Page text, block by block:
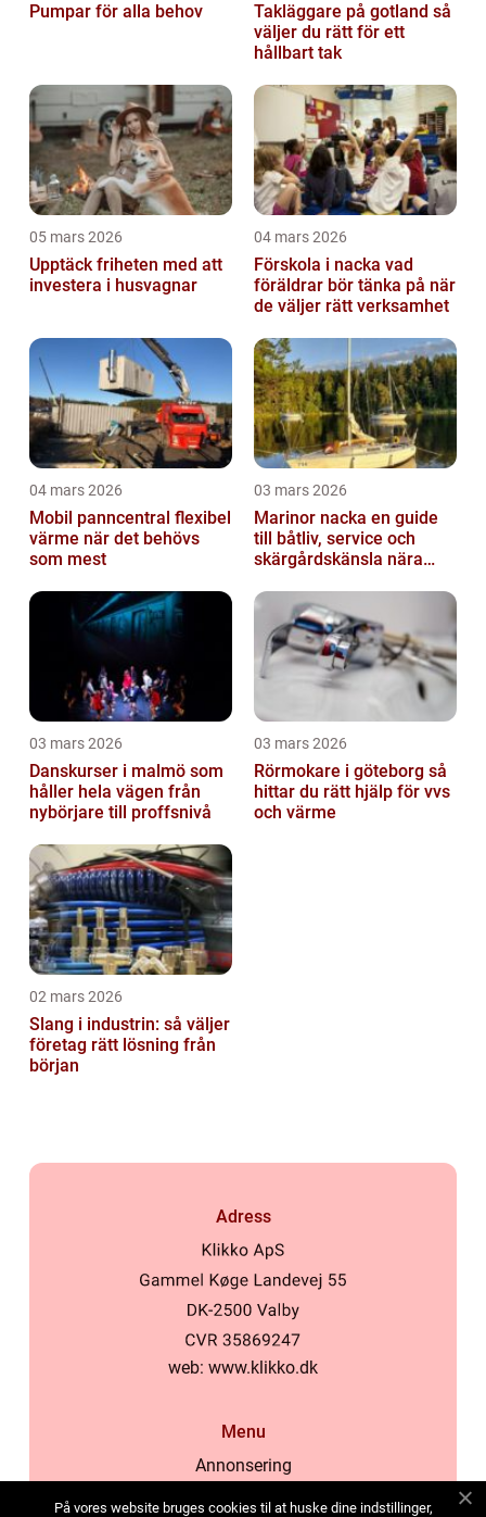
Pumpar för alla behov
Takläggare på gotland så
väljer du rätt för ett
hållbart tak
05 mars 2026
Upptäck friheten med att
investera i husvagnar
04 mars 2026
Förskola i nacka vad
föräldrar bör tänka på när
de väljer rätt verksamhet
04 mars 2026
Mobil panncentral flexibel
värme när det behövs
som mest
03 mars 2026
Marinor nacka en guide
till båtliv, service och
skärgårdskänsla nära
03 mars 2026
Danskurser i malmö som
håller hela vägen från
nybörjare till proffsnivå
03 mars 2026
Rörmokare i göteborg så
hittar du rätt hjälp för vvs
och värme
02 mars 2026
Slang i industrin: så väljer
företag rätt lösning från
början
Adress
web: www.klikko.dk
Menu
Annonsering
På vores website bruges cookies til at huske dine indstillinger,